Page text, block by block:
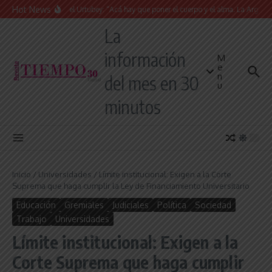
Saltar al contenido
Hot News
Juan Manuel Urtubey: “Acá hay que poner el cuerpo y el alma. La
La
información
del mes en 30
minutos
M
e
n
u
Inicio / Universidades / Límite institucional: Exigen a la Corte
Suprema que haga cumplir la Ley de Financiamiento Universitario
Educación Gremiales Judiciales Política
Sociedad
Trabajo
Universidades
Límite institucional: Exigen a la
Corte Suprema que haga cumplir